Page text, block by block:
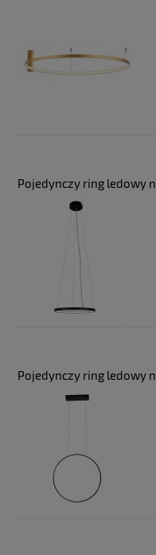
Pojedynczy ring ledowy
Pojedynczy ring ledowy